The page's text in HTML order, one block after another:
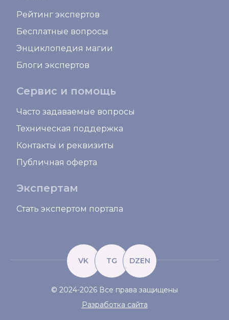
Рейтинг экспертов
Бесплатные вопросы
Энциклопедия магии
Блоги экспертов
Сервис и помощь
Часто задаваемые вопросы
Техническая поддержка
Контакты и реквизиты
Публичная оферта
Экспертам
Стать экспертом портала
VK TG DZEN
© 2024-2026 Все права защищены
Разработка сайта